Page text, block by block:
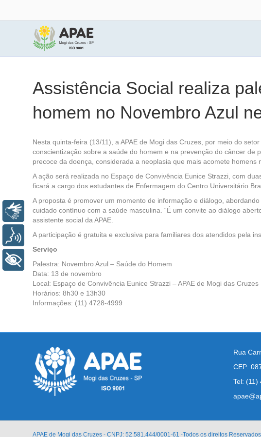
Assistência Social realiza
homem no Novembro Azul
Nesta quinta-feira (13/11), a APAE de Mogi das Cruzes, por meio do
conscientização sobre a saúde do homem e na prevenção do câncer de
precoce da doença, considerada a neoplasia que mais acomete
A ação será realizada no Espaço de Convivência Eunice Strazzi, com
ficará a cargo dos estudantes de Enfermagem do Centro Universitário
A proposta é promover um momento de informação e diálogo,
cuidado contínuo com a saúde masculina. “É um convite ao diálogo
assistente social da APAE.
A participação é gratuita e exclusiva para familiares dos atendidos pela
Serviço
Palestra: Novembro Azul – Saúde do Homem
Data: 13 de novembro
Local: Espaço de Convivência Eunice Strazzi – APAE de Mogi das Cruzes
Horários: 8h30 e 13h30
Informações: (11) 4728-4999
Rua
CEP:
Tel: (11)
APAE de Mogi das Cruzes - CNPJ: 52.581.444/0001-61 -Todos os direitos Reservados
Libras
Voz
+ Acessibilidade